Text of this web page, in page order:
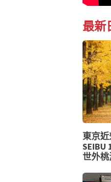
最新
東京
SEIBU
世外